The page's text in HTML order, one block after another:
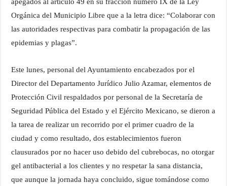
Orgánica del Municipio Libre que a la letra dice: “Colaborar con
las autoridades respectivas para combatir la propagación de las
epidemias y plagas”.
Este lunes, personal del Ayuntamiento encabezados por el
Director del Departamento Jurídico Julio Azamar, elementos de
Protección Civil respaldados por personal de la Secretaría de
Seguridad Pública del Estado y el Ejército Mexicano, se dieron a
la tarea de realizar un recorrido por el primer cuadro de la
ciudad y como resultado, dos establecimientos fueron
clausurados por no hacer uso debido del cubrebocas, no otorgar
gel antibacterial a los clientes y no respetar la sana distancia,
que aunque la jornada haya concluido, sigue tomándose como